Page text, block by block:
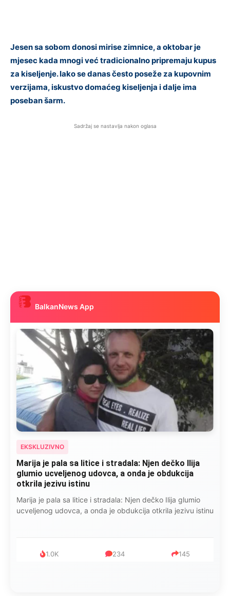
Jesen sa sobom donosi mirise zimnice, a oktobar je
mjesec kada mnogi već tradicionalno pripremaju kupus
za kiseljenje. Iako se danas često poseže za kupovnim
verzijama, iskustvo domaćeg kiseljenja i dalje ima
poseban šarm.
Sadržaj se nastavlja nakon oglasa
BalkanNews App
EKSKLUZIVNO
Marija je pala sa litice i stradala: Njen dečko Ilija
glumio ucveljenog udovca, a onda je obdukcija
otkrila jezivu istinu
Marija je pala sa litice i stradala: Njen dečko Ilija glumio
ucveljenog udovca, a onda je obdukcija otkrila jezivu istinu
1.0K 234 145